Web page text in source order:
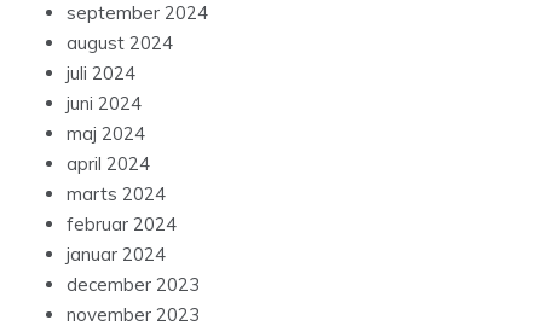
september 2024
august 2024
juli 2024
juni 2024
maj 2024
april 2024
marts 2024
februar 2024
januar 2024
december 2023
november 2023